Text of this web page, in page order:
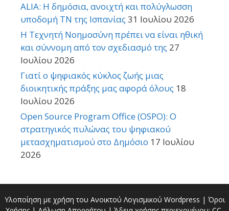
ALIA: Η δημόσια, ανοιχτή και πολύγλωσση
υποδομή ΤΝ της Ισπανίας 31 Ιουλίου 2026
Η Τεχνητή Νοημοσύνη πρέπει να είναι ηθική
και σύννομη από τον σχεδιασμό της 27
Ιουλίου 2026
Γιατί ο ψηφιακός κύκλος ζωής μιας
διοικητικής πράξης μας αφορά όλους 18
Ιουλίου 2026
Open Source Program Office (OSPO): Ο
στρατηγικός πυλώνας του ψηφιακού
μετασχηματισμού στο Δημόσιο 17 Ιουλίου
2026
Υλοποίηση με χρήση του Ανοικτού Λογισμικού Wordpress | Όροι